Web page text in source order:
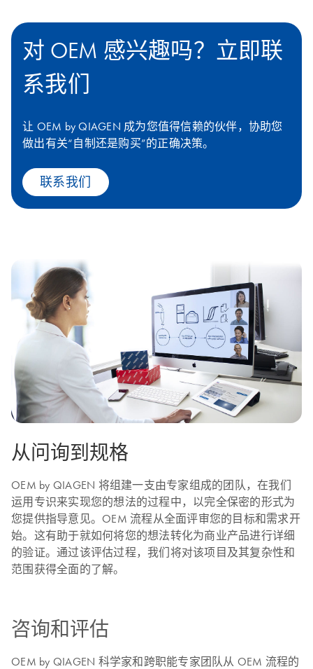
对 OEM 感兴趣吗？立即联
系我们
让 OEM by QIAGEN 成为您值得信赖的伙伴，协助您
做出有关“自制还是购买”的正确决策。
联系我们
从问询到规格
OEM by QIAGEN 将组建一支由专家组成的团队，在我们
运用专识来实现您的想法的过程中，以完全保密的形式为
您提供指导意见。OEM 流程从全面评审您的目标和需求开
始。这有助于就如何将您的想法转化为商业产品进行详细
的验证。通过该评估过程，我们将对该项目及其复杂性和
范围获得全面的了解。
咨询和评估
OEM by QIAGEN 科学家和跨职能专家团队从 OEM 流程的